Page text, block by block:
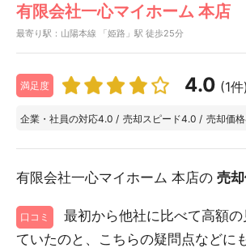
有限会社一心マイホーム 本店
最寄り駅：山陽本線 「姫路」駅 徒歩25分
満足度 4.0 (1件)
企業・社員の対応4.0 / 売却スピード4.0 / 売却価格
有限会社一心マイホーム 本店の 売
口コミ
最初から他社に比べて高額
ていたのと、こちらの疑問点などに